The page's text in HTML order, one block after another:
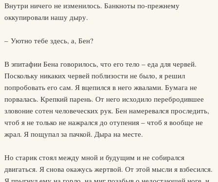
Внутри ничего не изменилось. Банкноты по-прежнему
оккупировали нашу дыру.
– Уютно тебе здесь, а, Бен?
В эпитафии Бена говорилось, что его тело – еда для червей.
Поскольку никаких червей поблизости не было, я решил
попробовать его сам. Я вцепился в него жвалами. Бумага не
порвалась. Крепкий парень. От него исходило перебродившее
зловоние сотен человеческих рук. Бен намеревался проследить,
чтоб я не только не нажрался до отупения – чтоб я вообще не
жрал. Я пощупал за пачкой. Дыра на месте.
Но старик стоял между мной и будущим и не собирался
двигаться. Я снова окажусь жертвой. От этой мысли я взбесился.